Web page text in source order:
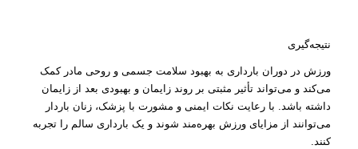
نتیجه‌گیری
ورزش در دوران بارداری به بهبود سلامت جسمی و روحی مادر کمک
می‌کند و می‌تواند تأثیر مثبتی بر روند زایمان و بهبودی بعد از زایمان
داشته باشد. با رعایت نکات ایمنی و مشورت با پزشک، زنان باردار
می‌توانند از مزایای ورزش بهره‌مند شوند و یک بارداری سالم را تجربه
کنند.